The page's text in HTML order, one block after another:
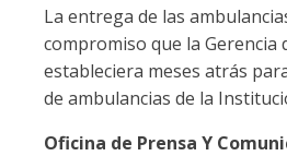
La entrega de las
compromiso que la Gerencia
estableciera meses atrás
de ambulancias de la
Oficina de Prensa Y